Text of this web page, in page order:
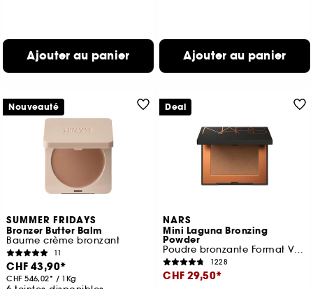
Ajouter au panier Ajouter au panier
SUMMER FRIDAYS
Bronzer Butter Balm
Baume crème bronzant
11
CHF 43,90
CHF 546,02 / 1Kg
Nouveauté
NARS
Mini Laguna Bronzing
Powder
Poudre bronzante Format Voyage
1228
CHF 29,50
Deal